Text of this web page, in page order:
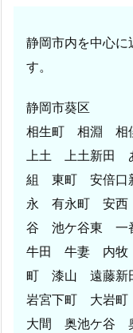
静岡市内を中心に
す。
静岡市葵区
相生町 相淵
上土 上土新田
組 東町 安倍口
永 有永町 安
谷 池ケ谷東 一
牛田 牛妻 内
町 漆山 遠藤
岩宮下町 大岩
大間 奥池ケ谷